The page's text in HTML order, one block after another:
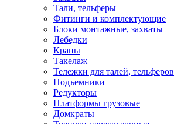
Тали, тельферы
Фитинги и комплектующие
Блоки монтажные, захваты
Лебедки
Краны
Такелаж
Тележки для талей, тельферов
Подъемники
Редукторы
Платформы грузовые
Домкраты